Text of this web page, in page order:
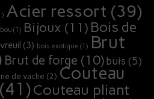
Acier ressort (39)
(1) Bijoux (11) Bois de
(3) bois exotique (1) Brut
Brut de forge (10) buis (5)
de vache (2) Couteau
(41) Couteau pliant